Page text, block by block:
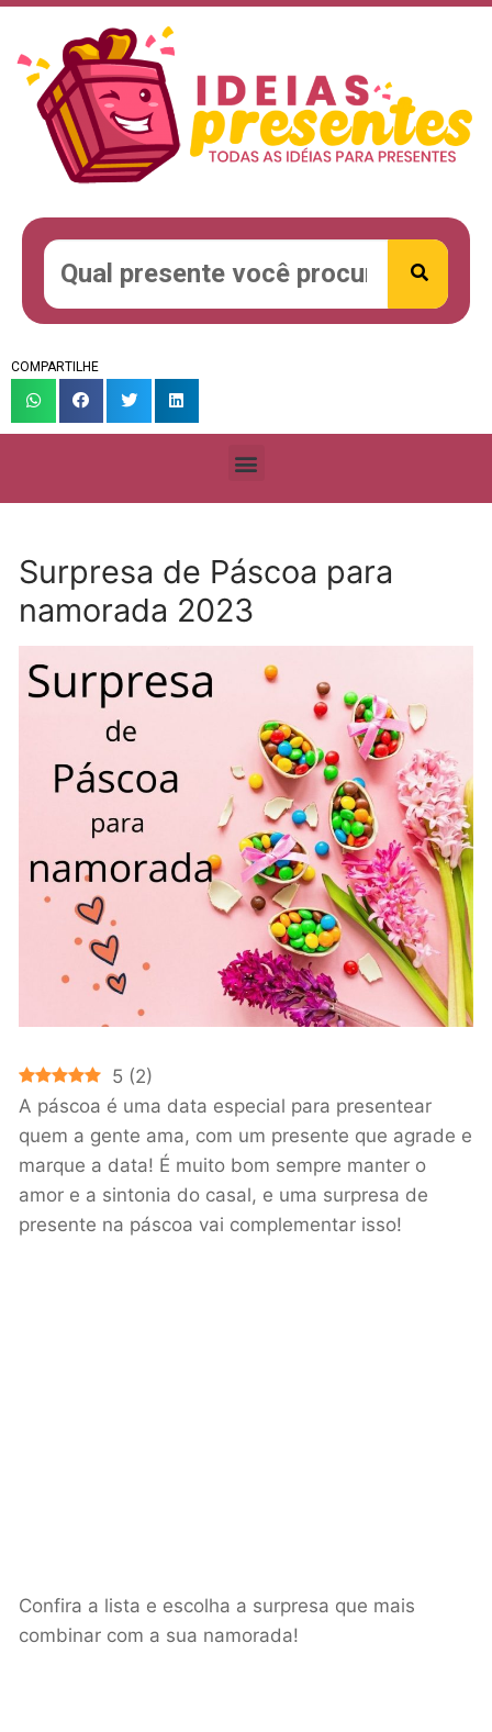
COMPARTILHE
Surpresa de Páscoa para
namorada 2023
5 (2)
A páscoa é uma data especial para presentear
quem a gente ama, com um presente que agrade e
marque a data! É muito bom sempre manter o
amor e a sintonia do casal, e uma surpresa de
presente na páscoa vai complementar isso!
Confira a lista e escolha a surpresa que mais
combinar com a sua namorada!